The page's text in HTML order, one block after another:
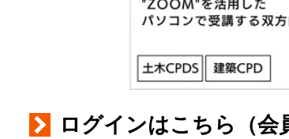
ログインはこちら（会